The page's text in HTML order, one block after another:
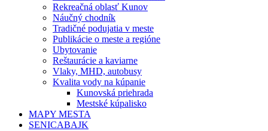
Rekreačná oblasť Kunov
Náučný chodník
Tradičné podujatia v meste
Publikácie o meste a regióne
Ubytovanie
Reštaurácie a kaviarne
Vlaky, MHD, autobusy
Kvalita vody na kúpanie
Kunovská priehrada
Mestské kúpalisko
MAPY MESTA
SENICABAJK